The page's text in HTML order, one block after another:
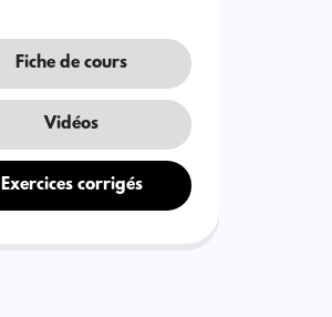
Fiche de cours
Vidéos
Exercices corrigés